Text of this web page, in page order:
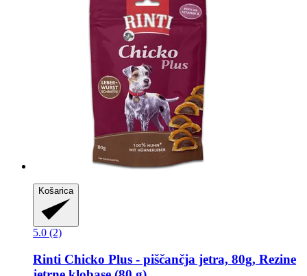
Košarica
5.0 (2)
Rinti Chicko Plus -​ piščančja jetra, 80g, Rezine